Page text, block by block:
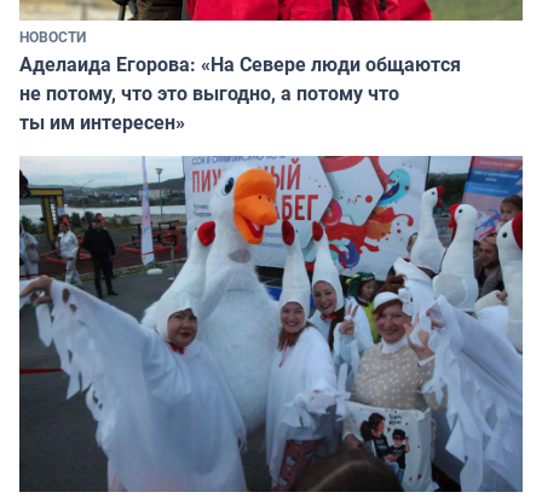
НОВОСТИ
Аделаида Егорова: «На Севере люди общаются
не потому, что это выгодно, а потому что
ты им интересен»